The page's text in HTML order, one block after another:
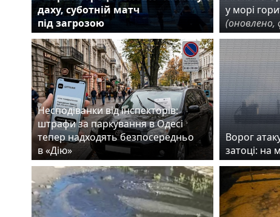
даху, суботній матч
під загрозою
у морі
(оновлено,
Несподіванки від інспекторів:
штрафи за паркування в Одесі
тепер надходять безпосередньо
в «Дію»
Ворог
затоці: на